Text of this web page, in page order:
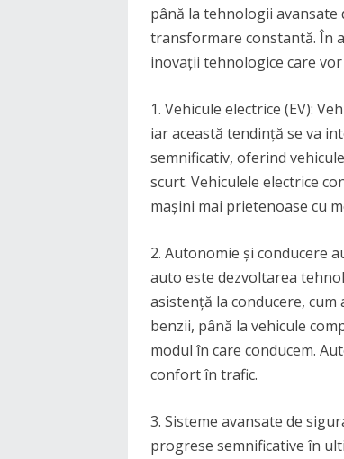
până la tehnologii
transformare constantă. În
inovații tehnologice care
1. Vehicule electrice (EV):
iar această tendință se va
semnificativ, oferind
scurt. Vehiculele electrice
mașini mai prietenoase cu
2. Autonomie și conducere
auto este dezvoltarea
asistență la conducere,
benzii, până la vehicule
modul în care conducem.
confort în trafic.
3. Sisteme avansate de
progrese semnificative în